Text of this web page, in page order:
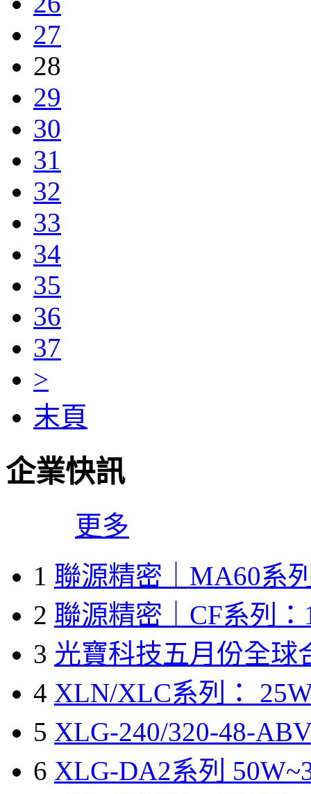
27
28
29
30
31
32
33
34
35
36
37
>
末頁
企業快訊
更多
1 聯源精密｜MA60系
2 聯源精密｜CF系列：
3 光寶科技五月份全球
4 XLN/XLC系列：
5 XLG-240/320-48-
6 XLG-DA2系列